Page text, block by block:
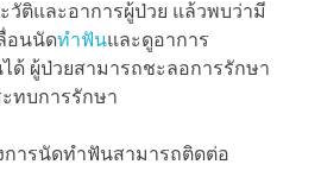
ติและอาการผู้ป่วย แล้วพบว่ามี
อนนัดทำฟันและดูอาการ
ด้ ผู้ป่วยสามารถชะลอการรักษา
ะทบการรักษา
ารนัดทำฟันสามารถติดต่อ